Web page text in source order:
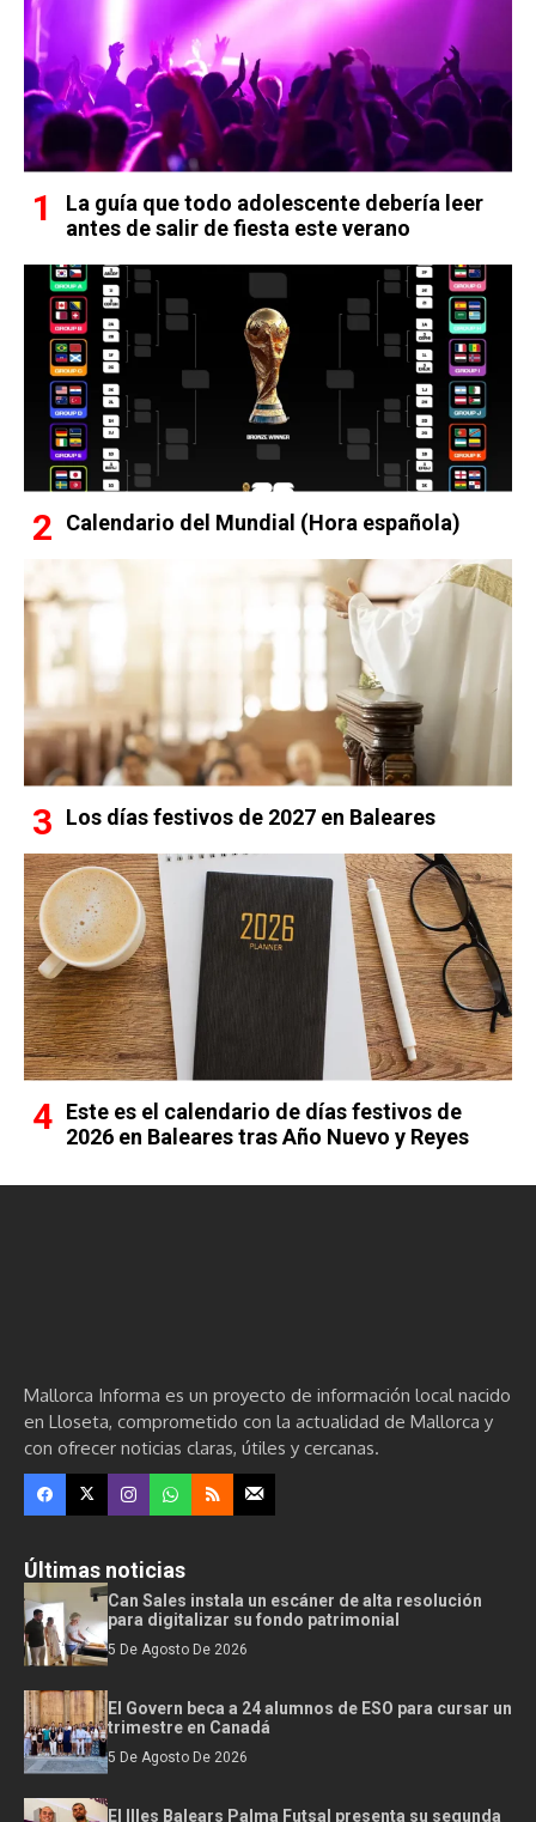
La guía que todo adolescente debería leer
antes de salir de fiesta este verano
Calendario del Mundial (Hora española)
Los días festivos de 2027 en Baleares
Este es el calendario de días festivos de
2026 en Baleares tras Año Nuevo y Reyes
Mallorca Informa es un proyecto de información local nacido
en Lloseta, comprometido con la actualidad de Mallorca y
con ofrecer noticias claras, útiles y cercanas.
Últimas noticias
Can Sales instala un escáner de alta resolución
para digitalizar su fondo patrimonial
5 De Agosto De 2026
El Govern beca a 24 alumnos de ESO para cursar un
trimestre en Canadá
5 De Agosto De 2026
El Illes Balears Palma Futsal presenta su segunda